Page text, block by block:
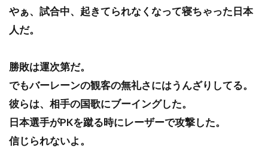
やぁ、試合中、起きてられなくなって寝ちゃった日本
人だ。
勝敗は運次第だ。
でもバーレーンの観客の無礼さにはうんざりしてる。
彼らは、相手の国歌にブーイングした。
日本選手がPKを蹴る時にレーザーで攻撃した。
信じられないよ。